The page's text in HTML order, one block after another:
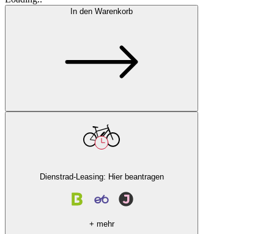
In den Warenkorb
Dienstrad-Leasing: Hier beantragen
+ mehr